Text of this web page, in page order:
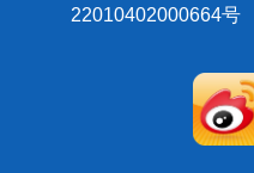
22010402000664号